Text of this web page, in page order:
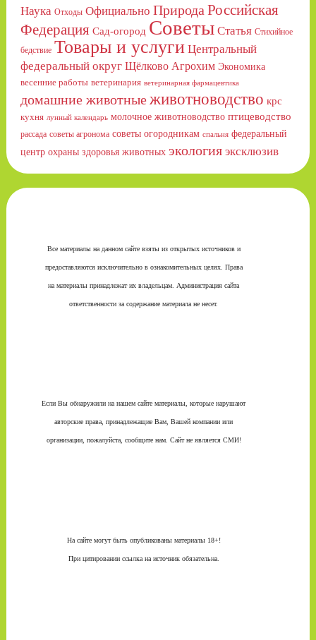
Наука Отходы Официально Природа Российская
Федерация Сад-огород Советы Статья Стихийное
бедствие Товары и услуги Центральный
федеральный округ Щёлково Агрохим Экономика
весенние работы ветеринария ветеринарная фармацевтика
домашние животныеживотноводство крс
кухня лунный календарь молочное животноводство птицеводство
рассада советы агронома советы огородникам спальня федеральный
центр охраны здоровья животных экология эксклюзив
Все материалы на данном сайте взяты из открытых источников и
предоставляются исключительно в ознакомительных целях. Права
на материалы принадлежат их владельцам. Администрация сайта
ответственности за содержание материала не несет.
Если Вы обнаружили на нашем сайте материалы, которые нарушают
авторские права, принадлежащие Вам, Вашей компании или
организации, пожалуйста, сообщите нам. Сайт не является СМИ!
На сайте могут быть опубликованы материалы 18+!
При цитировании ссылка на источник обязательна.